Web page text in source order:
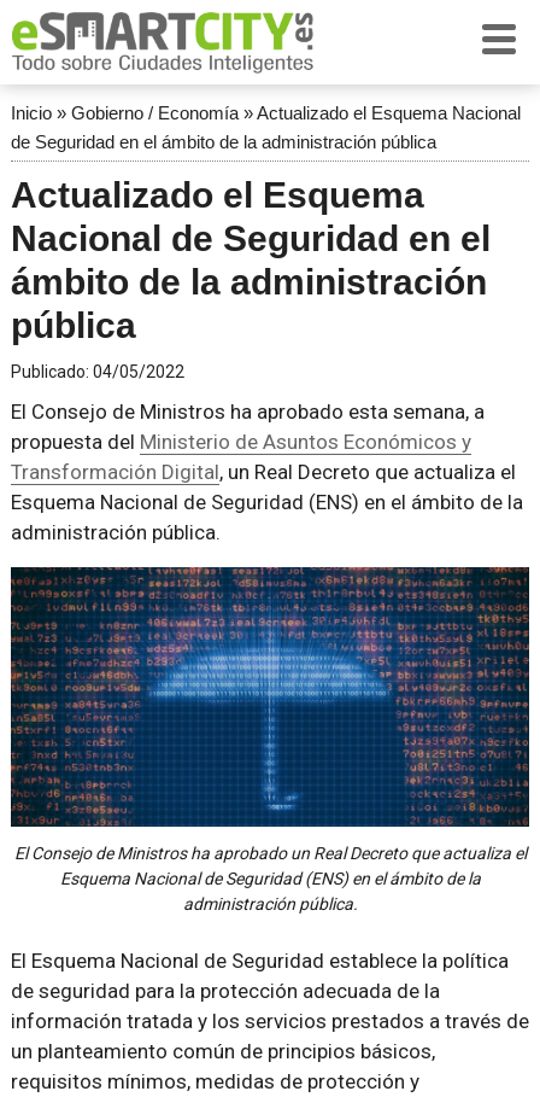
Inicio» Gobierno / Economía»Actualizado el Esquema Nacional
de Seguridad en el ámbito de la administración pública
Actualizado el Esquema
Nacional de Seguridad en el
ámbito de la administración
pública
Publicado: 04/05/2022
El Consejo de Ministros ha aprobado esta semana, a
propuesta del Ministerio de Asuntos Económicos y
Transformación Digital, un Real Decreto que actualiza el
Esquema Nacional de Seguridad (ENS) en el ámbito de la
administración pública.
El Consejo de Ministros ha aprobado un Real Decreto que actualiza el
Esquema Nacional de Seguridad (ENS) en el ámbito de la
administración pública.
El Esquema Nacional de Seguridad establece la política
de seguridad para la protección adecuada de la
información tratada y los servicios prestados a través de
un planteamiento común de principios básicos,
requisitos mínimos, medidas de protección y